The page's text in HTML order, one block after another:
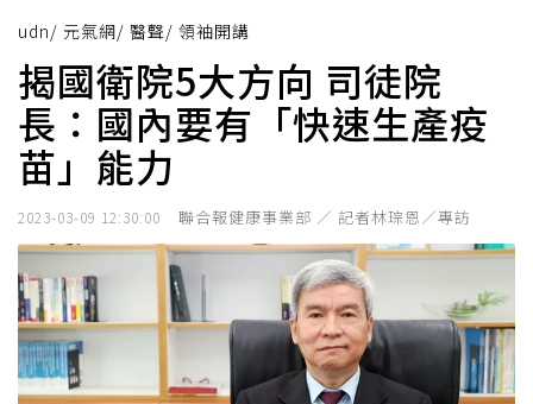
udn/ 元氣網/ 醫聲/ 領袖開講
揭國衛院5大方向 司徒院
長：國內要有「快速生產疫
苗」能力
2023-03-09 12:30:00 聯合報健康事業部 ／ 記者林琮恩／專訪